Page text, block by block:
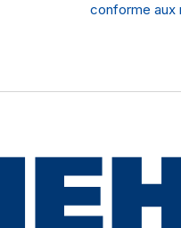
conforme aux